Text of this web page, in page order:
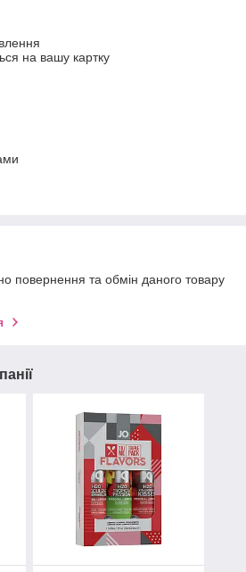
на вашу картку
повернення та обмін даного товару